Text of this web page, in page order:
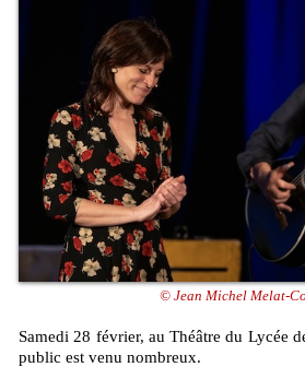
© Jean Michel Melat-
Samedi 28 février, au Théâtre du Lycée de l’Olivier à Marseille, le
public est venu nombreux.